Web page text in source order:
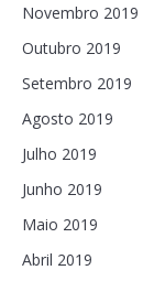
Novembro 2019
Outubro 2019
Setembro 2019
Agosto 2019
Julho 2019
Junho 2019
Maio 2019
Abril 2019